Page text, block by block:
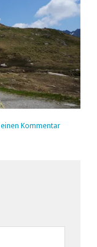
einen Kommentar